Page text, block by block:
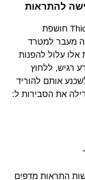
להתראות
הפעלת התראות מ-Thicationize.co.in חושפת
מעבר למטרד
עלול להפנות
רגיש, ללחוץ
אותם להוריד
את הסבירות ל:
התראות מדפים